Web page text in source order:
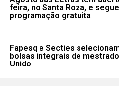
feira, no Santa Roza, e
programação gratuita
Fapesq e Secties
bolsas integrais de
Unido